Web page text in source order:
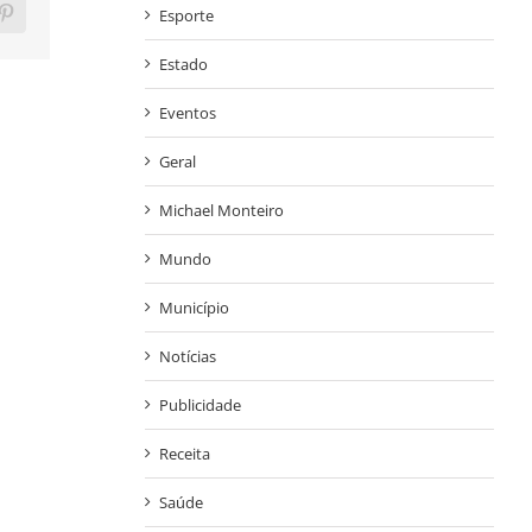
Pinterest Esporte
Estado
Eventos
Geral
Michael Monteiro
Mundo
Município
Notícias
Publicidade
Receita
Saúde